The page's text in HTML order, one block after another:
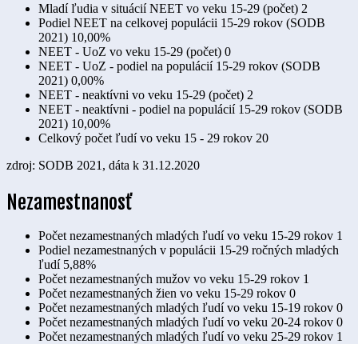
Mladí ľudia v situácií NEET vo veku 15-29 (počet) 2
Podiel NEET na celkovej populácii 15-29 rokov (SODB
2021) 10,00%
NEET - UoZ vo veku 15-29 (počet) 0
NEET - UoZ - podiel na populácií 15-29 rokov (SODB
2021) 0,00%
NEET - neaktívni vo veku 15-29 (počet) 2
NEET - neaktívni - podiel na populácií 15-29 rokov (SODB
2021) 10,00%
Celkový počet ľudí vo veku 15 - 29 rokov 20
zdroj: SODB 2021, dáta k 31.12.2020
Nezamestnanosť
Počet nezamestnaných mladých ľudí vo veku 15-29 rokov 1
Podiel nezamestnaných v populácii 15-29 ročných mladých
ľudí 5,88%
Počet nezamestnaných mužov vo veku 15-29 rokov 1
Počet nezamestnaných žien vo veku 15-29 rokov 0
Počet nezamestnaných mladých ľudí vo veku 15-19 rokov 0
Počet nezamestnaných mladých ľudí vo veku 20-24 rokov 0
Počet nezamestnaných mladých ľudí vo veku 25-29 rokov 1